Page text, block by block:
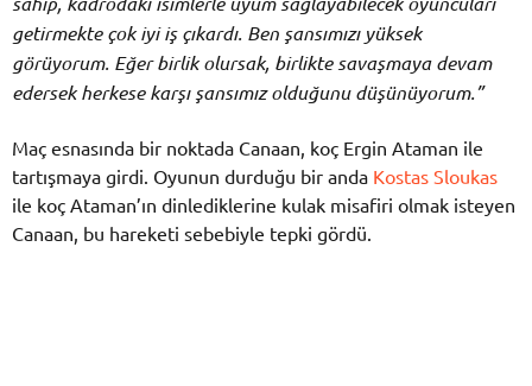
getirmekte çok iyi iş çıkardı. Ben şansımızı yüksek
görüyorum. Eğer birlik olursak, birlikte savaşmaya devam
edersek herkese karşı şansımız olduğunu düşünüyorum.”
Maç esnasında bir noktada Canaan, koç Ergin Ataman ile
tartışmaya girdi. Oyunun durduğu bir anda Kostas Sloukas
ile koç Ataman’ın dinlediklerine kulak misafiri olmak isteyen
Canaan, bu hareketi sebebiyle tepki gördü.